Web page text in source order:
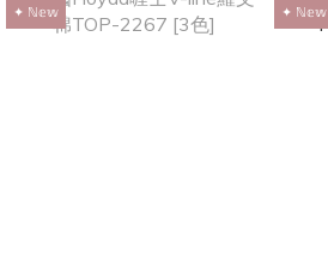
✦ ℕ𝕖𝕨 ✦ ℕ𝕖𝕨